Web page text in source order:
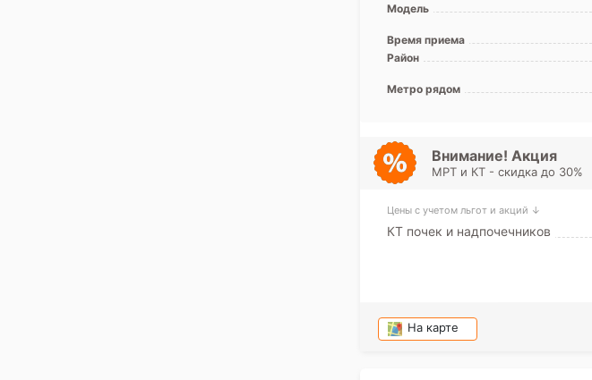
Модель
Время приема
Район
Метро рядом
Внимание! Акция
МРТ и КТ - скидка до 30%
Цены с учетом льгот и акций ↓
КТ почек и надпочечников
На карте